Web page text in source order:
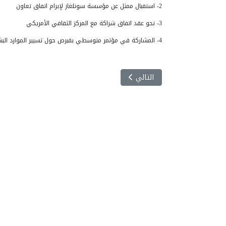
2- استقبال ممثل عن مؤسسة سونلغاز لإبرام اتفاق تعاون
3- نحو عقد اتفاق شراكة مع المركز الثقافي الأمريكي
4- المشاركة في مؤتمر متوسطي بقبرص حول تسيير الموارد البشرية
المقال التالي: ABDEM
التالي